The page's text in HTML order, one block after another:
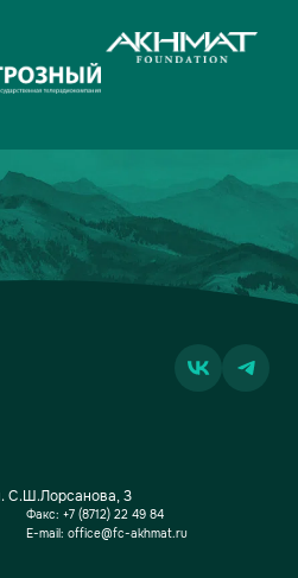
С.Ш.Лорсанова, 3
Факс: +7 (8712) 22 49 84
E-mail: office@fc-akhmat.ru